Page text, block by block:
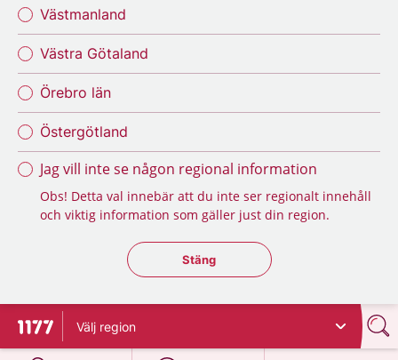
Västmanland
Västra Götaland
Örebro län
Östergötland
Jag vill inte se någon regional information
Obs! Detta val innebär att du inte ser regionalt innehåll
och viktig information som gäller just din region.
Stäng regionsväljaren
Stäng
Till startsidan för 1177
Välj region
på 1177.se
på 1177.se